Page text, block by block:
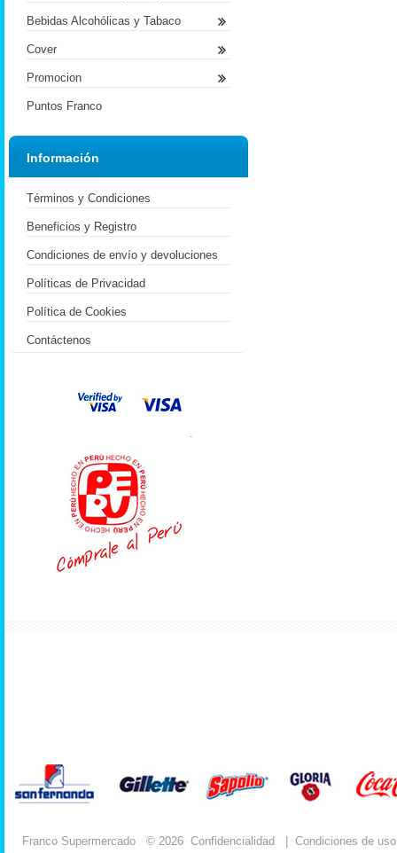
Bebidas Alcohólicas y Tabaco
Cover
Promocion
Puntos Franco
Información
Términos y Condiciones
Beneficios y Registro
Condiciones de envío y devoluciones
Políticas de Privacidad
Política de Cookies
Contáctenos
.
Franco Supermercado © 2026 Confidencialidad Condiciones de uso